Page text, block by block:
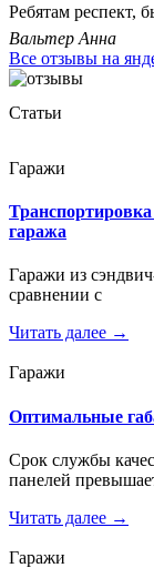
Ребятам респект,
Вальтер Анна
Все отзывы на
Статьи
Гаражи
Транспортировка
гаража
Гаражи из
сравнении с
Читать далее →
Гаражи
Оптимальные
Срок службы
панелей
Читать далее →
Гаражи